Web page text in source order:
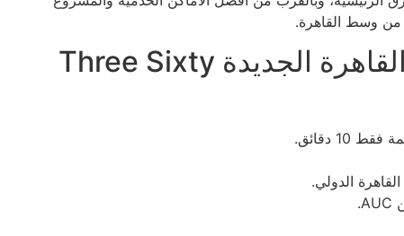
الأماكن القريبة من مول 360 القاهرة الجديدة Three Sixty